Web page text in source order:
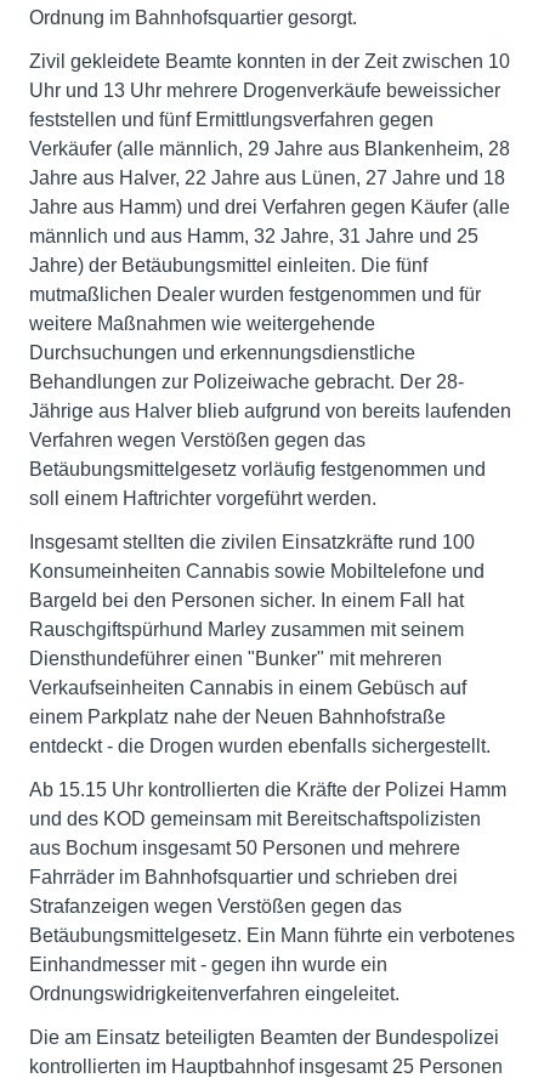
Ordnung im Bahnhofsquartier gesorgt.
Zivil gekleidete Beamte konnten in der Zeit zwischen 10
Uhr und 13 Uhr mehrere Drogenverkäufe beweissicher
feststellen und fünf Ermittlungsverfahren gegen
Verkäufer (alle männlich, 29 Jahre aus Blankenheim, 28
Jahre aus Halver, 22 Jahre aus Lünen, 27 Jahre und 18
Jahre aus Hamm) und drei Verfahren gegen Käufer (alle
männlich und aus Hamm, 32 Jahre, 31 Jahre und 25
Jahre) der Betäubungsmittel einleiten. Die fünf
mutmaßlichen Dealer wurden festgenommen und für
weitere Maßnahmen wie weitergehende
Durchsuchungen und erkennungsdienstliche
Behandlungen zur Polizeiwache gebracht. Der 28-
Jährige aus Halver blieb aufgrund von bereits laufenden
Verfahren wegen Verstößen gegen das
Betäubungsmittelgesetz vorläufig festgenommen und
soll einem Haftrichter vorgeführt werden.
Insgesamt stellten die zivilen Einsatzkräfte rund 100
Konsumeinheiten Cannabis sowie Mobiltelefone und
Bargeld bei den Personen sicher. In einem Fall hat
Rauschgiftspürhund Marley zusammen mit seinem
Diensthundeführer einen "Bunker" mit mehreren
Verkaufseinheiten Cannabis in einem Gebüsch auf
einem Parkplatz nahe der Neuen Bahnhofstraße
entdeckt - die Drogen wurden ebenfalls sichergestellt.
Ab 15.15 Uhr kontrollierten die Kräfte der Polizei Hamm
und des KOD gemeinsam mit Bereitschaftspolizisten
aus Bochum insgesamt 50 Personen und mehrere
Fahrräder im Bahnhofsquartier und schrieben drei
Strafanzeigen wegen Verstößen gegen das
Betäubungsmittelgesetz. Ein Mann führte ein verbotenes
Einhandmesser mit - gegen ihn wurde ein
Ordnungswidrigkeitenverfahren eingeleitet.
Die am Einsatz beteiligten Beamten der Bundespolizei
kontrollierten im Hauptbahnhof insgesamt 25 Personen